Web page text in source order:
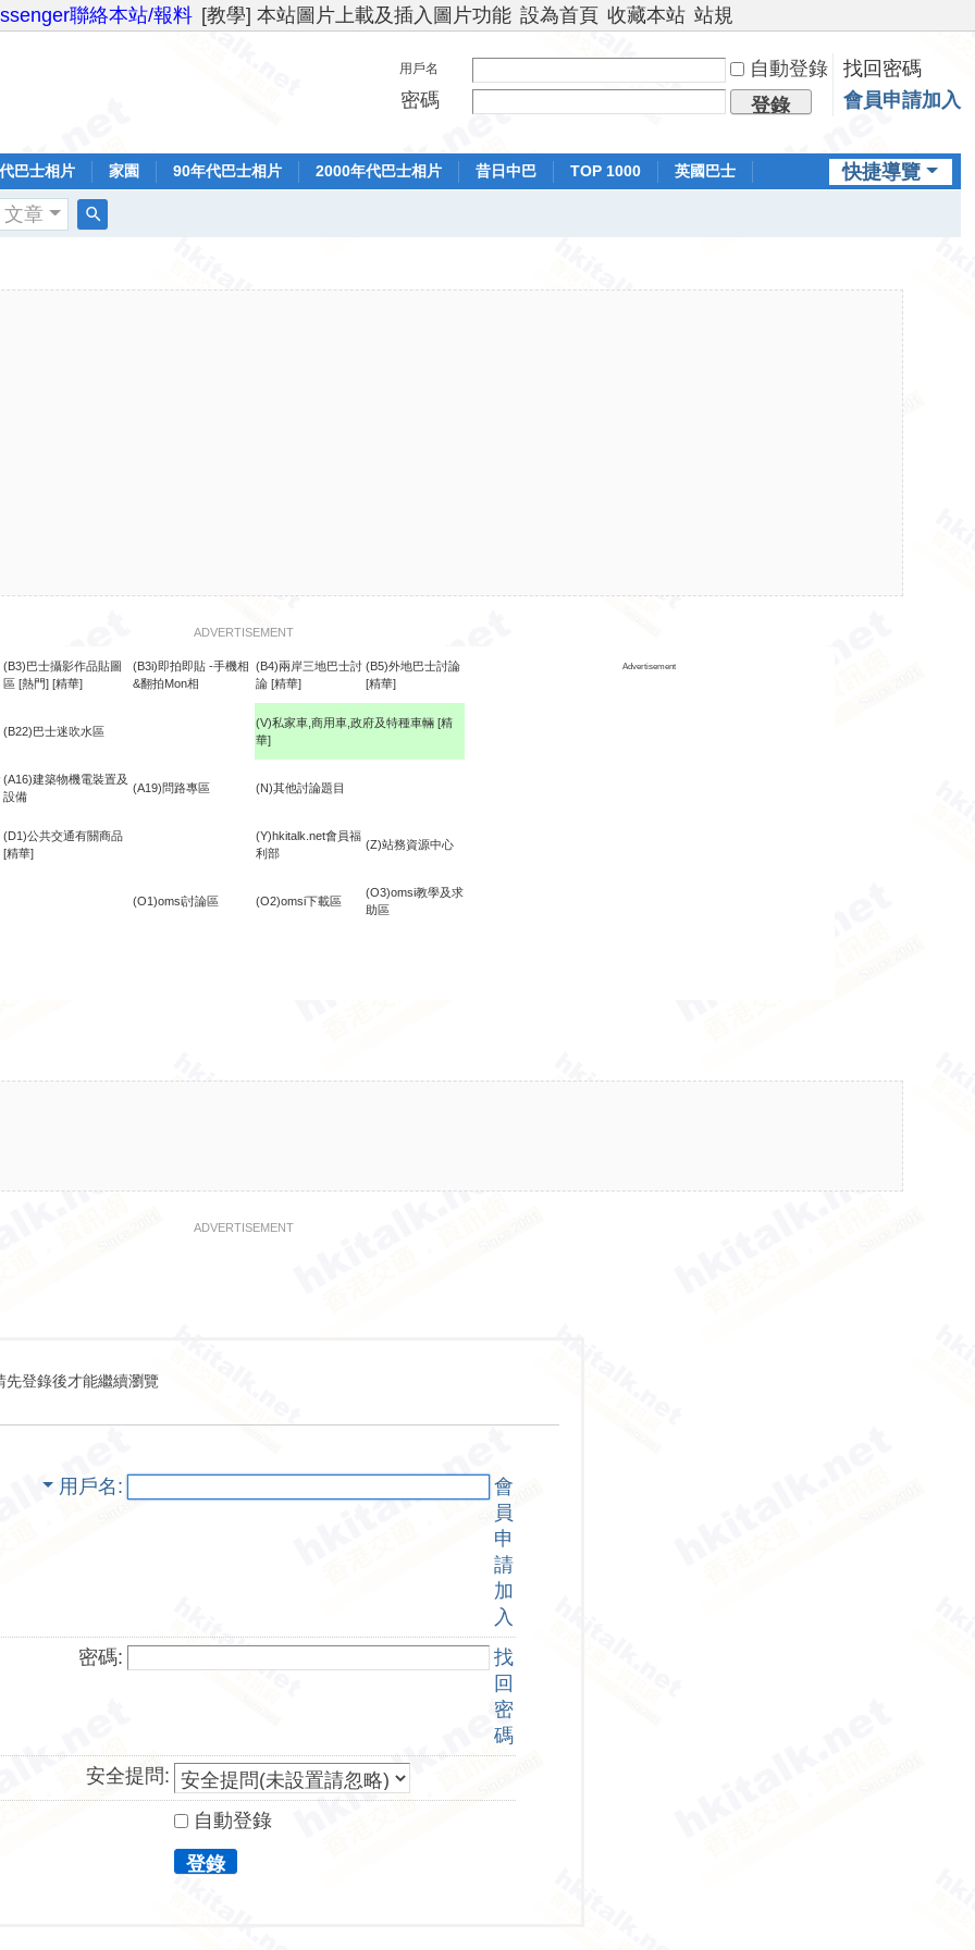
聯絡本站/報料 [教學] 本站圖片上載及插入圖片功能 設為首頁 收藏本站 站規
用戶名 自動登錄
找回密碼
密碼
登錄 會員申請加入
快捷導覽
巴士相片 家園 90年代巴士相片 2000年代巴士相片 昔日中巴 TOP 1000
英國巴士
文章
ADVERTISEMENT
(B3)巴士攝影作品貼圖
區 [熱門] [精華]
(B3i)即拍即貼 -手機相
&翻拍Mon相
(B4)兩岸三地巴士討
論 [精華]
(B5)外地巴士討論
[精華]
Advertisement
(B22)巴士迷吹水區
(V)私家車,商用車,政府及特種車輛 [精
華]
(A16)建築物機電裝置及
設備
(A19)問路專區 (N)其他討論題目
(D1)公共交通有關商品
[精華]
(Y)hkitalk.net會員福
利部
(Z)站務資源中心
(O1)omsi討論區 (O2)omsi下載區
(O3)omsi教學及求
助區
ADVERTISEMENT
先登錄後才能繼續瀏覽
用戶名
會
員
申
請
加
入
密碼:
找
回
密
碼
安全提問:
自動登錄
登錄